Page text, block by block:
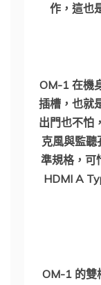
作，這也
OM-1 在機
插槽，也就
出門也不怕
克風與監聽
準規格，可
HDMI A
OM-1 的雙